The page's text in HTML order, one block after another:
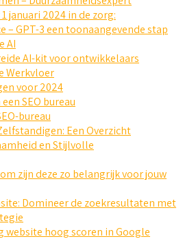
januari 2024 in de zorg:
GPT-3 een toonaangevende stap
AI
AI-kit voor ontwikkelaars
Werkvloer
voor 2024
SEO bureau
bureau
Een Overzicht
en Stijlvolle
zijn deze zo belangrijk voor jouw
Domineer de zoekresultaten met
website hoog scoren in Google